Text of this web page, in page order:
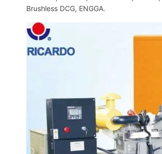
Brushless DCG, ENGGA.